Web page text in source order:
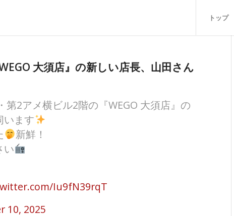
トップ
大須店』の新しい店長、山田さん
2アメ横ビル2階の『WEGO 大須店』の
います
新鮮！
い
Iu9fN39rqT
10, 2025